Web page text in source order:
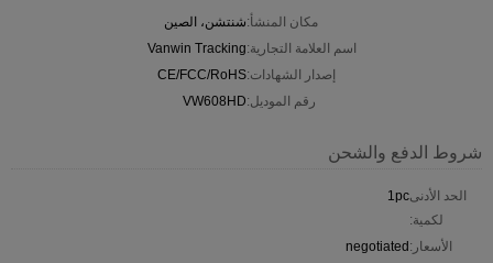
مكان المنشأ:شنتشن، الصين
اسم العلامة التجارية:Vanwin Tracking
إصدار الشهادات:CE/FCC/RoHS
رقم الموديل:VW608HD
شروط الدفع والشحن
الحد الأدنى
لكمية:
1pc
الأسعار:negotiated